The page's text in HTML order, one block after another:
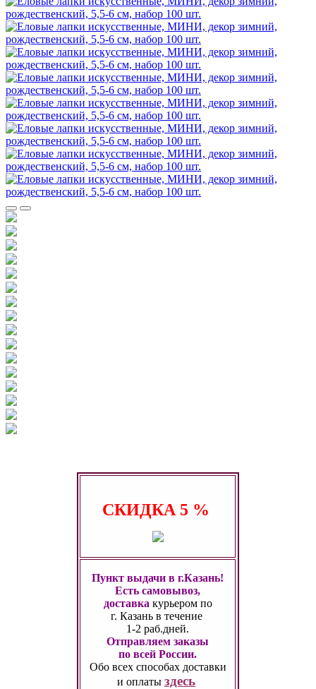
СКИДКА 5 %
Пункт выдачи в г.Казань!
Есть самовывоз,
доставка курьером по
г. Казань в течение
1-2 раб.дней.
Отправляем заказы
по всей России.
Обо всех способах доставки
и оплатыздесь